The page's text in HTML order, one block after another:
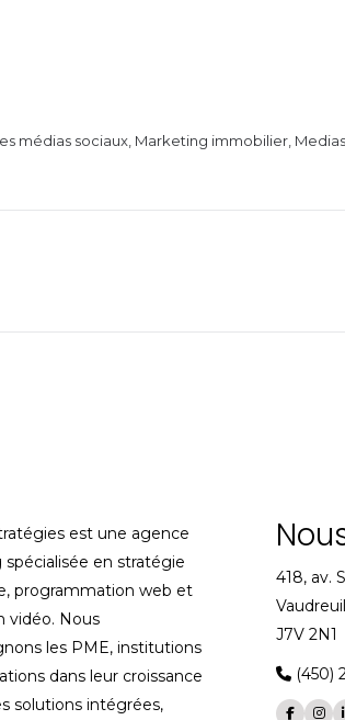
médias sociaux, Marketing immobilier,
est une agence
en stratégie
programmation web et
vidéo. Nous
les PME, institutions
dans leur croissance
solutions intégrées,
418, av.
J7V 2N1
(450)